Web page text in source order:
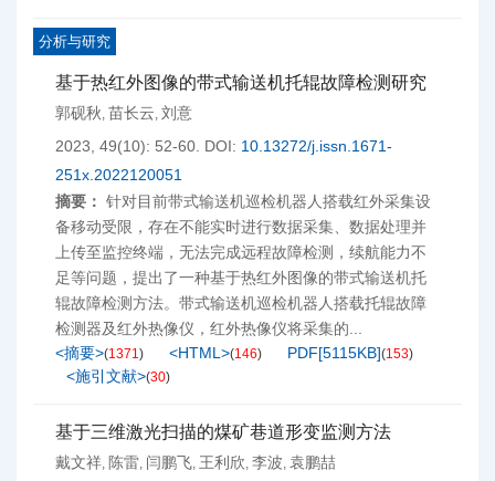
分析与研究
基于热红外图像的带式输送机托辊故障检测研究
郭砚秋, 苗长云, 刘意
2023, 49(10): 52-60. DOI: 10.13272/j.issn.1671-
251x.2022120051
摘要： 针对目前带式输送机巡检机器人搭载红外采集设
备移动受限，存在不能实时进行数据采集、数据处理并
上传至监控终端，无法完成远程故障检测，续航能力不
足等问题，提出了一种基于热红外图像的带式输送机托
辊故障检测方法。带式输送机巡检机器人搭载托辊故障
检测器及红外热像仪，红外热像仪将采集的...
<摘要>(1371) <HTML>(146) PDF[5115KB](153)
<施引文献>(30)
基于三维激光扫描的煤矿巷道形变监测方法
戴文祥, 陈雷, 闫鹏飞, 王利欣, 李波, 袁鹏喆